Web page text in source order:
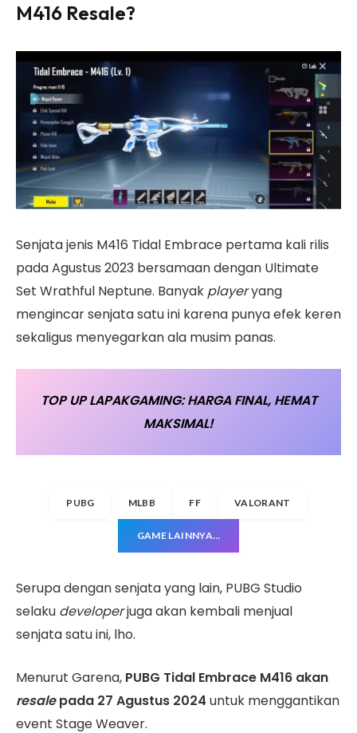
M416 Resale?
Senjata jenis M416 Tidal Embrace pertama kali rilis
pada Agustus 2023 bersamaan dengan Ultimate
Set Wrathful Neptune. Banyak playeryang
mengincar senjata satu ini karena punya efek keren
sekaligus menyegarkan ala musim panas.
TOP UP LAPAKGAMING: HARGA FINAL, HEMAT
MAKSIMAL!
PUBG MLBB FF VALORANT
GAME LAINNYA…
Serupa dengan senjata yang lain, PUBG Studio
selaku developerjuga akan kembali menjual
senjata satu ini, lho.
Menurut Garena, PUBG Tidal Embrace M416 akan
resalepada 27 Agustus 2024 untuk menggantikan
event Stage Weaver.